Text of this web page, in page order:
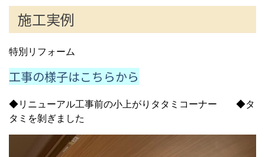
施工実例
特別リフォーム
工事の様子はこちらから
◆リニューアル工事前の小上がりタタミコーナー ◆タ
タミを剝ぎました